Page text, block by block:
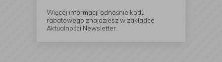
Więcej informacji odnośnie kodu
rabatowego znajdziesz w zakładce
Aktualności Newsletter.